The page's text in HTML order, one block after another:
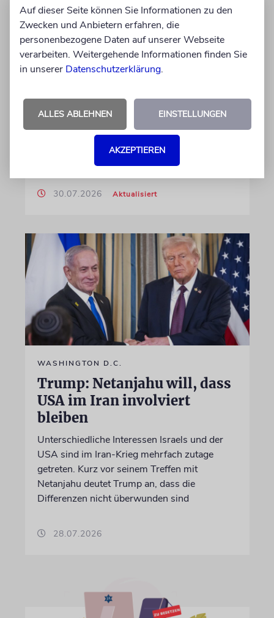
ISLAMISMUS
Tagesspiegel-Vorwürfe
gegen Karoline Preisler: Nun
antwortet die FDP-
Politikerin
Hatte sie einen jungen Mann wegen einer
Vornamensgleichheit zu Unrecht als CSD-
Attentäter verdächtigt? Preisler widerspricht
und beklagt, die Zeitung habe sie nicht zu
30.07.2026 Aktualisiert
WASHINGTON D.C.
Trump: Netanjahu will, dass
USA im Iran involviert
bleiben
Unterschiedliche Interessen Israels und der
USA sind im Iran-Krieg mehrfach zutage
getreten. Kurz vor seinem Treffen mit
Netanjahu deutet Trump an, dass die
Differenzen nicht überwunden sind
28.07.2026
Auf dieser Seite können Sie Informationen zu den
Zwecken und Anbietern erfahren, die
personenbezogene Daten auf unserer Webseite
verarbeiten. Weitergehende Informationen finden Sie
in unserer Datenschutzerklärung.
ALLES ABLEHNEN EINSTELLUNGEN
AKZEPTIEREN